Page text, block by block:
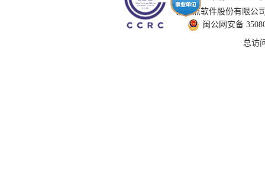
技术支持：国泰新点软件股份有限
闽公网安备
总访